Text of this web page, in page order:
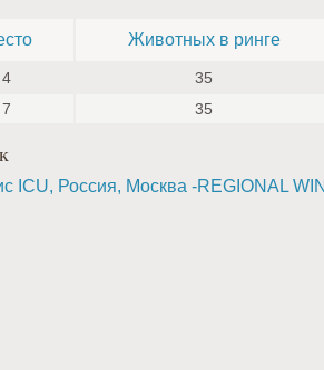
Животных в ринге
4
35
7 35
ICU, Россия, Москва -REGIONAL